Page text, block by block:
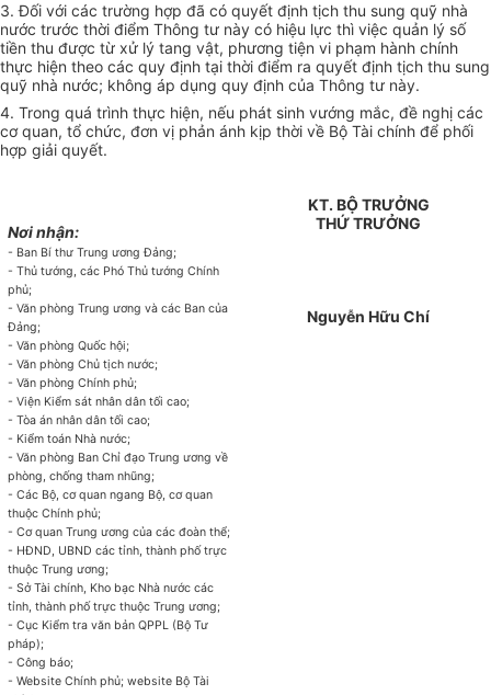
3. Đối với các trường hợp đã có quyết định tịch thu sung quỹ nhà
nước trước thời điểm Thông tư này có hiệu lực thì việc quản lý số
tiền thu được từ xử lý tang vật, phương tiện vi phạm hành chính
thực hiện theo các quy định tại thời điểm ra quyết định tịch thu sung
quỹ nhà nước; không áp dụng quy định của Thông tư này.
4. Trong quá trình thực hiện, nếu phát sinh vướng mắc, đề nghị các
cơ quan, tổ chức, đơn vị phản ánh kịp thời về Bộ Tài chính để phối
hợp giải quyết.
Nơi nhận:
- Ban Bí thư Trung ương Đảng;
- Thủ tướng, các Phó Thủ tướng Chính
phủ;
- Văn phòng Trung ương và các Ban của
Đảng;
- Văn phòng Quốc hội;
- Văn phòng Chủ tịch nước;
- Văn phòng Chính phủ;
- Viện Kiểm sát nhân dân tối cao;
- Tòa án nhân dân tối cao;
- Kiểm toán Nhà nước;
- Văn phòng Ban Chỉ đạo Trung ương về
phòng, chống tham nhũng;
- Các Bộ, cơ quan ngang Bộ, cơ quan
thuộc Chính phủ;
- Cơ quan Trung ương của các đoàn thể;
- HĐND, UBND các tỉnh, thành phố trực
thuộc Trung ương;
- Sở Tài chính, Kho bạc Nhà nước các
tỉnh, thành phố trực thuộc Trung ương;
- Cục Kiểm tra văn bản QPPL (Bộ Tư
pháp);
- Công báo;
- Website Chính phủ; website Bộ Tài
KT. BỘ TRƯỞNG
THỨ TRƯỞNG
Nguyễn Hữu Chí